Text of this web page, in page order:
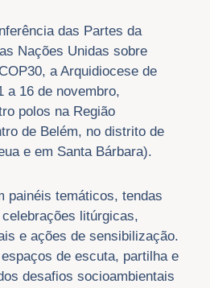
das Partes da
Nações Unidas sobre
a Arquidiocese de
a 16 de novembro,
polos na Região
de Belém, no distrito de
e em Santa Bárbara).
painéis temáticos, tendas
litúrgicas,
e ações de sensibilização.
de escuta, partilha e
desafios socioambientais